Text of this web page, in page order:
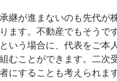
継が進まないのも先代が
ます。不動産でもそうで
いう場合に、代表をご本
むことができます。二次
にすることも考えられま